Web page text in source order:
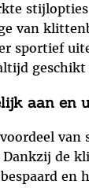
stijlopties
van
sportief
geschikt
aan en
van
Dankzij de
en